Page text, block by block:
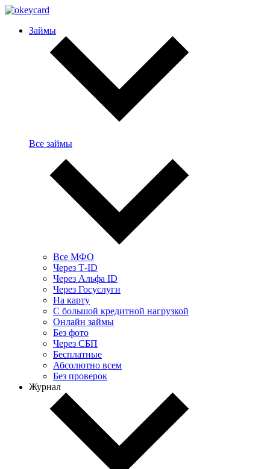
Займы
Все займы
Все МФО
Через Т-ID
Через Альфа ID
Через Госуслуги
На карту
С большой кредитной нагрузкой
Онлайн займы
Без фото
Через СБП
Бесплатные
Абсолютно всем
Без проверок
Журнал